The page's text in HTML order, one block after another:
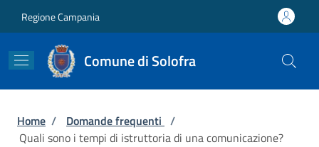
Regione Campania
Comune di Solofra
Briciole di pane
Home / Domande frequenti /
Quali sono i tempi di istruttoria di una comunicazione?